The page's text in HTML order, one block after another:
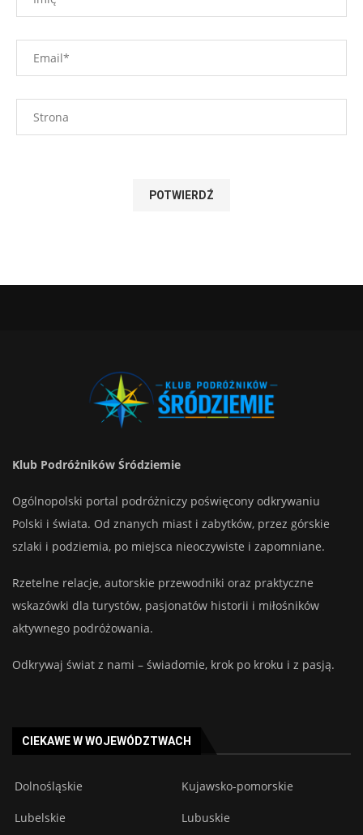
Klub Podróżników Śródziemie
Ogólnopolski portal podróżniczy poświęcony odkrywaniu
Polski i świata. Od znanych miast i zabytków, przez górskie
szlaki i podziemia, po miejsca nieoczywiste i zapomniane.
Rzetelne relacje, autorskie przewodniki oraz praktyczne
wskazówki dla turystów, pasjonatów historii i miłośników
aktywnego podróżowania.
Odkrywaj świat z nami – świadomie, krok po kroku i z pasją.
CIEKAWE W WOJEWÓDZTWACH
Dolnośląskie Kujawsko-pomorskie
Lubelskie Lubuskie